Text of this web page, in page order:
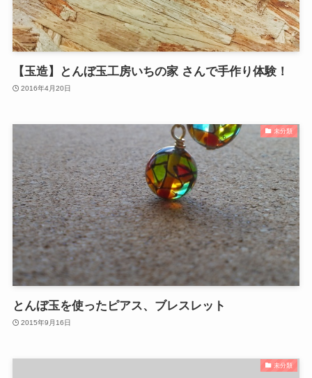
【玉造】とんぼ玉工房いちの家 さんで手作り体験！
2016年4月20日
未分類
とんぼ玉を使ったピアス、ブレスレット
2015年9月16日
未分類